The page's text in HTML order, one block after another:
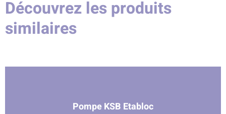
Découvrez les produits
similaires
Pompe KSB Etabloc